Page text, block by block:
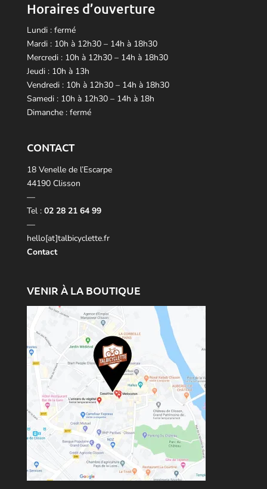
Horaires d’ouverture
Lundi : fermé
Mardi : 10h à 12h30 – 14h à 18h30
Mercredi : 10h à 12h30 – 14h à 18h30
Jeudi : 10h à 13h
Vendredi : 10h à 12h30 – 14h à 18h30
Samedi : 10h à 12h30 – 14h à 18h
Dimanche : fermé
CONTACT
18 Venelle de l’Escarpe
44190 Clisson
—
Tel : 02 28 21 64 99
—
hello[at]talbicyclette.fr
Contact
VENIR À LA BOUTIQUE